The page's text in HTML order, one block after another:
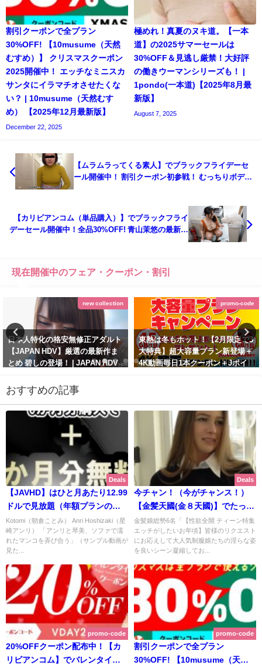
割引クーポンで全プラン
30%OFF! 【10musume（天然
むすめ）】 クリスマスクーポン
2025開催中！ エッチなミニスカ
サンタにイラマチオさせたくな
い？ | 10musume（天然むす
め） 【2025年12月最新版】
December 22, 2025
極めれ！真夏のヌキ道。【一本
道】の2025サマーセールは
30%OFF＆見逃し厳禁！大好評
の働きウーマンシリーズも！ |
1pondo(一本道)【2025年8月最
新版】
August 7, 2025
【ムラムラってくる素人】でブラックフライデーセ
ール開催中！ 割引クーポン初参戦！ むっちりボディ
【カリビアンコム（単品購入）】でブラックフライ
デーセール開催中！全品30%OFF! 青山茉悠の最新作
現在開催中のフェア・クーポン・割引
new collection
日本人特化の格安無修正アダルト
【JAPAN HDV】厳選の最新作ま
とめ 碧しの登場！ | JAPAN HDV
January 20, 2026
promo-code
東熱は冬もホット！【2月限定で3
大特典】超大容量プラン新登場＋
4K動画毎日1本クーポン＋Jポイ
February 3, 2026
おすすめの記事
Deals
【JAVHD】はひと月あたり12.99
ドルで見放題（年額プランの場
合） 公式キャンペーン表記をわ
かりやすく解説 | JAVHD【2026
年1月 最新版】
Kotomi（朝倉ことみ） Anri Hoshizaki（星
崎アンリ） 「アンリと琴美、ソファで濡
れたマンコを弄び合う」（サンプル動画が
見た...
Deals
今チャン！（今がチャンス！）
【金髪天國(金８天國)】でたった
の2.95ドルとかいう最安値割引
キャンペーン開催中！ 金髪ティ
ーン特集も！ | 金髪天國(金８天
金髪娘総勢6名「【性欲全開 ティーン特集
エッチがしたいお年頃】皆様のリクエスト
にお応えして大人気制服娘たちの淫らな姿
を良いシーン凝縮してお...
promo-code
20%OFFクーポン配布中！【カ
リビアンコム】でバレンタイン
promo-code
割引クーポンで全プラン
30%OFF! 【10musume（天然